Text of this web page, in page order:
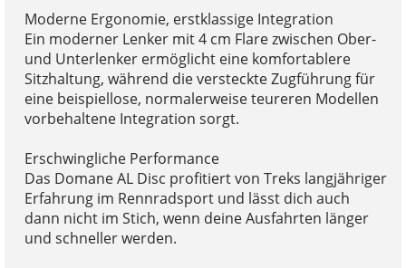
Moderne Ergonomie, erstklassige Integration
Ein moderner Lenker mit 4 cm Flare zwischen Ober-
und Unterlenker ermöglicht eine komfortablere
Sitzhaltung, während die versteckte Zugführung für
eine beispiellose, normalerweise teureren Modellen
vorbehaltene Integration sorgt.
Erschwingliche Performance
Das Domane AL Disc profitiert von Treks langjähriger
Erfahrung im Rennradsport und lässt dich auch
dann nicht im Stich, wenn deine Ausfahrten länger
und schneller werden.